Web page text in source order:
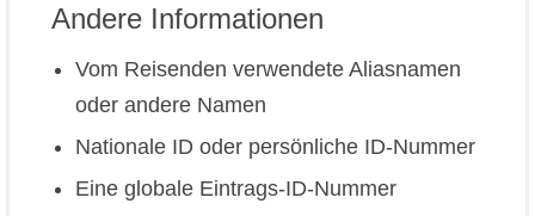
Andere Informationen
Vom Reisenden verwendete Aliasnamen
oder andere Namen
Nationale ID oder persönliche ID-Nummer
Eine globale Eintrags-ID-Nummer